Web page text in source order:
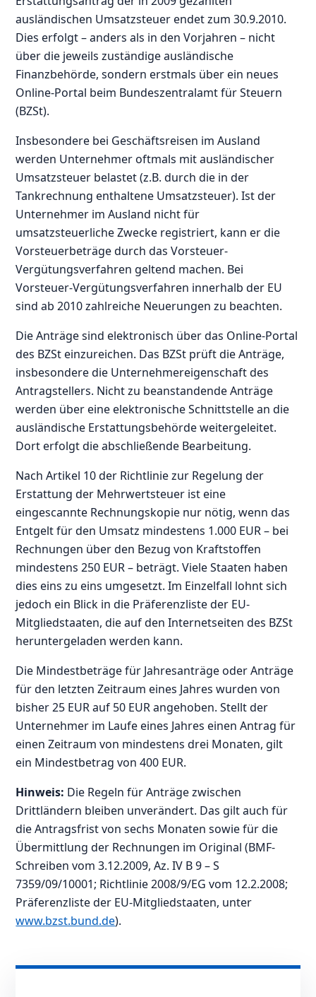
ausländischen Umsatzsteuer endet zum 30.9.2010.
Dies erfolgt – anders als in den Vorjahren – nicht
über die jeweils zuständige ausländische
Finanzbehörde, sondern erstmals über ein neues
Online-Portal beim Bundeszentralamt für Steuern
(BZSt).
Insbesondere bei Geschäftsreisen im Ausland
werden Unternehmer oftmals mit ausländischer
Umsatzsteuer belastet (z.B. durch die in der
Tankrechnung enthaltene Umsatzsteuer). Ist der
Unternehmer im Ausland nicht für
umsatzsteuerliche Zwecke registriert, kann er die
Vorsteuerbeträge durch das Vorsteuer-
Vergütungsverfahren geltend machen. Bei
Vorsteuer-Vergütungsverfahren innerhalb der EU
sind ab 2010 zahlreiche Neuerungen zu beachten.
Die Anträge sind elektronisch über das Online-Portal
des BZSt einzureichen. Das BZSt prüft die Anträge,
insbesondere die Unternehmereigenschaft des
Antragstellers. Nicht zu beanstandende Anträge
werden über eine elektronische Schnittstelle an die
ausländische Erstattungsbehörde weitergeleitet.
Dort erfolgt die abschließende Bearbeitung.
Nach Artikel 10 der Richtlinie zur Regelung der
Erstattung der Mehrwertsteuer ist eine
eingescannte Rechnungskopie nur nötig, wenn das
Entgelt für den Umsatz mindestens 1.000 EUR – bei
Rechnungen über den Bezug von Kraftstoffen
mindestens 250 EUR – beträgt. Viele Staaten haben
dies eins zu eins umgesetzt. Im Einzelfall lohnt sich
jedoch ein Blick in die Präferenzliste der EU-
Mitgliedstaaten, die auf den Internetseiten des BZSt
heruntergeladen werden kann.
Die Mindestbeträge für Jahresanträge oder Anträge
für den letzten Zeitraum eines Jahres wurden von
bisher 25 EUR auf 50 EUR angehoben. Stellt der
Unternehmer im Laufe eines Jahres einen Antrag für
einen Zeitraum von mindestens drei Monaten, gilt
ein Mindestbetrag von 400 EUR.
Hinweis: Die Regeln für Anträge zwischen
Drittländern bleiben unverändert. Das gilt auch für
die Antragsfrist von sechs Monaten sowie für die
Übermittlung der Rechnungen im Original (BMF-
Schreiben vom 3.12.2009, Az. IV B 9 – S
7359/09/10001; Richtlinie 2008/9/EG vom 12.2.2008;
Präferenzliste der EU-Mitgliedstaaten, unter
www.bzst.bund.de).